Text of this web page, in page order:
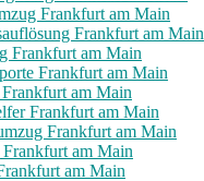
Frankfurt am Main
Frankfurt am Main
Frankfurt am Main
Frankfurt am Main
am Main
Frankfurt am Main
Frankfurt am Main
am Main
am Main